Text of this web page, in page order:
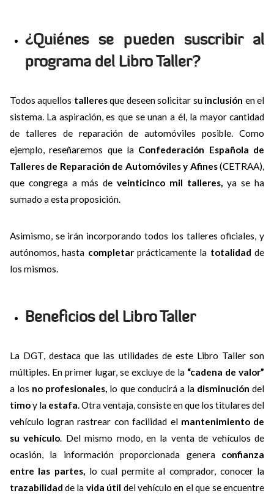
¿Quiénes se pueden suscribir al
programa del Libro Taller?
Todos aquellos talleresque deseen solicitar suinclusión en el
sistema. La aspiración, es que se unan a él, la mayor cantidad
de talleres de reparación de automóviles posible. Como
ejemplo, reseñaremos que la Confederación Española de
Talleres de Reparación de Automóviles y Afines(CETRAA),
que congrega a más de veinticinco mil talleres, ya se ha
sumado a esta proposición.
Asimismo, se irán incorporando todos los talleres oficiales, y
autónomos, hasta completarprácticamente la totalidad de
los mismos.
Beneficios del Libro Taller
La DGT, destaca que las utilidades de este Libro Taller son
múltiples. En primer lugar, se excluye de la “cadena de valor”
a los no profesionales, lo que conducirá a la disminucióndel
timoy la estafa. Otra ventaja, consiste en que los titulares del
vehículo logran rastrear con facilidad el mantenimiento de
su vehículo. Del mismo modo, en la venta de vehículos de
ocasión, la información proporcionada genera confianza
entre las partes, lo cual permite al comprador, conocer la
trazabilidad de la vida útil del vehículo en el que se encuentre